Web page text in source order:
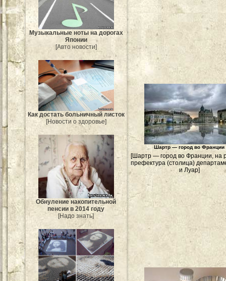
Музыкальные ноты на дорогах
Японии
[Авто новости]
Как достать больничный листок
[Новости о здоровье]
Обнуление накопительной
пенсии в 2014 году
[Надо знать]
Шартр — город во Франции
[Шартр — город во Франции, на
префектура (столица)
и Луар]